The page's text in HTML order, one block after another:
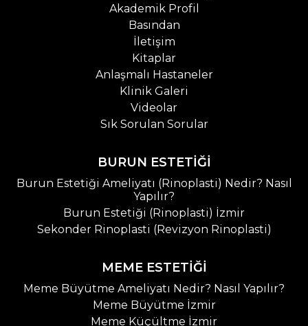
Akademik Profil
Basından
İletişim
Kitaplar
Anlaşmalı Hastaneler
Klinik Galeri
Videolar
Sık Sorulan Sorular
BURUN ESTETİĞİ
Burun Estetiği Ameliyatı (Rinoplasti) Nedir? Nasıl
Yapılır?
Burun Estetiği (Rinoplasti) İzmir
Sekonder Rinoplasti (Revizyon Rinoplasti)
MEME ESTETİĞİ
Meme Büyütme Ameliyatı Nedir? Nasıl Yapılır?
Meme Büyütme İzmir
Meme Küçültme İzmir